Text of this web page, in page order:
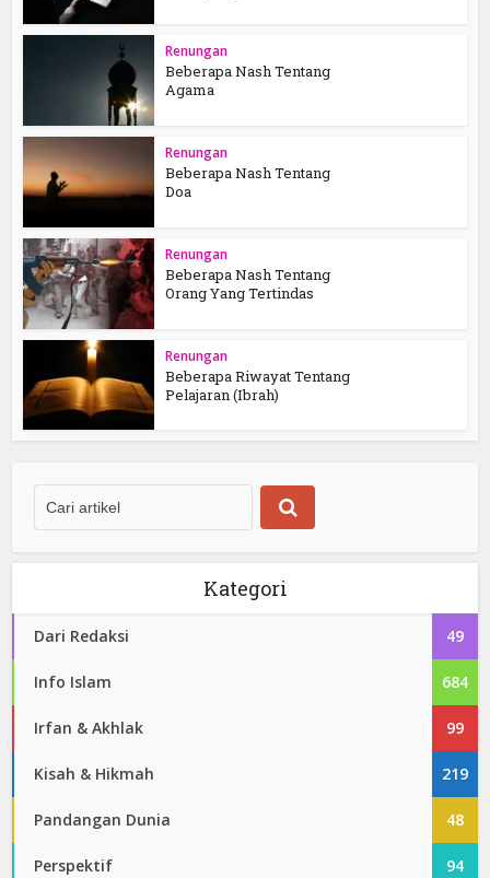
Renungan
Beberapa Nash Tentang
Agama
Renungan
Beberapa Nash Tentang
Doa
Renungan
Beberapa Nash Tentang
Orang Yang Tertindas
Renungan
Beberapa Riwayat Tentang
Pelajaran (Ibrah)
Kategori
Dari Redaksi 49
Info Islam 684
Irfan & Akhlak 99
Kisah & Hikmah 219
Pandangan Dunia 48
Perspektif 94